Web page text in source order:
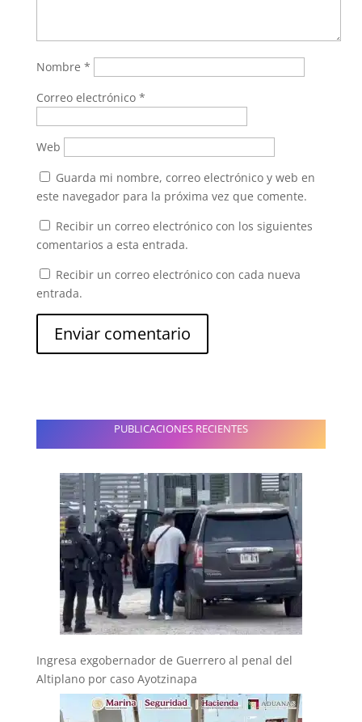
Nombre *
Correo electrónico *
Web
Guarda mi nombre, correo electrónico y web en
este navegador para la próxima vez que comente.
Recibir un correo electrónico con los siguientes
comentarios a esta entrada.
Recibir un correo electrónico con cada nueva
entrada.
PUBLICACIONES RECIENTES
Ingresa exgobernador de Guerrero al penal del
Altiplano por caso Ayotzinapa